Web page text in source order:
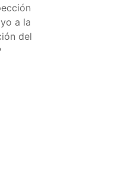
a la
del